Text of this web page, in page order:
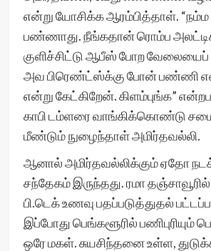
என்று யோசிக்க ஆரம்பித்தாள். “நம்ம
பண்ணாது. நீங்கதான் ரொம்ப
குளிச்சிட்டு ஆபீஸ் போற வேலையைப்
அவ பிரெண்ட்ஸ்க்கு போன் பண்ணி
என்று கேட்கிறேன். கிளம்புங்க”
காபி டம்ளரை வாங்கிக்கொண்டு
மீண்டும் நுழைந்தாள் அமிர்தவல்லி.
ஆனால் அமிர்தவல்லிக்கும் ஏதோ
சந்தேகம் இருந்தது. ரமா
பி.டெக் உணவு பதப்படுத்துதல்
இப்போது பெங்களூரில்
ஒரே மகள். சுயசிந்தனை உள்ள,